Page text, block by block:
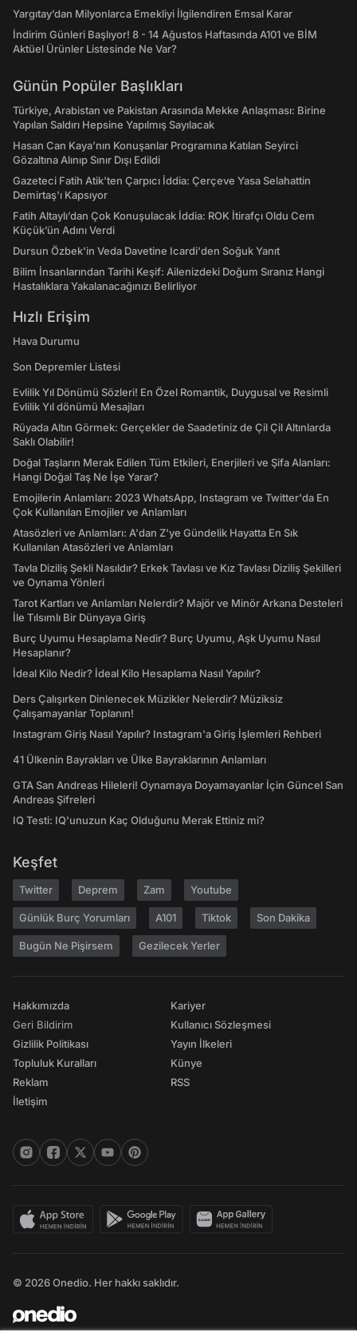
Yargıtay’dan Milyonlarca Emekliyi İlgilendiren Emsal Karar
İndirim Günleri Başlıyor! 8 - 14 Ağustos Haftasında A101 ve BİM
Aktüel Ürünler Listesinde Ne Var?
Günün Popüler Başlıkları
Türkiye, Arabistan ve Pakistan Arasında Mekke Anlaşması: Birine
Yapılan Saldırı Hepsine Yapılmış Sayılacak
Hasan Can Kaya’nın Konuşanlar Programına Katılan Seyirci
Gözaltına Alınıp Sınır Dışı Edildi
Gazeteci Fatih Atik'ten Çarpıcı İddia: Çerçeve Yasa Selahattin
Demirtaş'ı Kapsıyor
Fatih Altaylı’dan Çok Konuşulacak İddia: ROK İtirafçı Oldu Cem
Küçük’ün Adını Verdi
Dursun Özbek'in Veda Davetine Icardi'den Soğuk Yanıt
Bilim İnsanlarından Tarihi Keşif: Ailenizdeki Doğum Sıranız Hangi
Hastalıklara Yakalanacağınızı Belirliyor
Hızlı Erişim
Hava Durumu
Son Depremler Listesi
Evlilik Yıl Dönümü Sözleri! En Özel Romantik, Duygusal ve Resimli
Evlilik Yıl dönümü Mesajları
Rüyada Altın Görmek: Gerçekler de Saadetiniz de Çil Çil Altınlarda
Saklı Olabilir!
Doğal Taşların Merak Edilen Tüm Etkileri, Enerjileri ve Şifa Alanları:
Hangi Doğal Taş Ne İşe Yarar?
Emojilerin Anlamları: 2023 WhatsApp, Instagram ve Twitter'da En
Çok Kullanılan Emojiler ve Anlamları
Atasözleri ve Anlamları: A'dan Z'ye Gündelik Hayatta En Sık
Kullanılan Atasözleri ve Anlamları
Tavla Diziliş Şekli Nasıldır? Erkek Tavlası ve Kız Tavlası Diziliş Şekilleri
ve Oynama Yönleri
Tarot Kartları ve Anlamları Nelerdir? Majör ve Minör Arkana Desteleri
İle Tılsımlı Bir Dünyaya Giriş
Burç Uyumu Hesaplama Nedir? Burç Uyumu, Aşk Uyumu Nasıl
Hesaplanır?
İdeal Kilo Nedir? İdeal Kilo Hesaplama Nasıl Yapılır?
Ders Çalışırken Dinlenecek Müzikler Nelerdir? Müziksiz
Çalışamayanlar Toplanın!
Instagram Giriş Nasıl Yapılır? Instagram'a Giriş İşlemleri Rehberi
41 Ülkenin Bayrakları ve Ülke Bayraklarının Anlamları
GTA San Andreas Hileleri! Oynamaya Doyamayanlar İçin Güncel San
Andreas Şifreleri
IQ Testi: IQ'unuzun Kaç Olduğunu Merak Ettiniz mi?
Keşfet
Twitter Deprem Zam Youtube
Günlük Burç Yorumları A101 Tiktok Son Dakika
Bugün Ne Pişirsem Gezilecek Yerler
Hakkımızda
Geri Bildirim
Gizlilik Politikası
Topluluk Kuralları
Reklam
İletişim
Kariyer
Kullanıcı Sözleşmesi
Yayın İlkeleri
Künye
RSS
© 2026 Onedio. Her hakkı saklıdır.